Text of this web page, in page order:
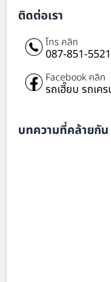
ติดต่อเรา
โทร คลิก
087-851-5521
Facebook คลิก
รถเฮี๊ยบ รถเค
บทความที่คล้ายกัน